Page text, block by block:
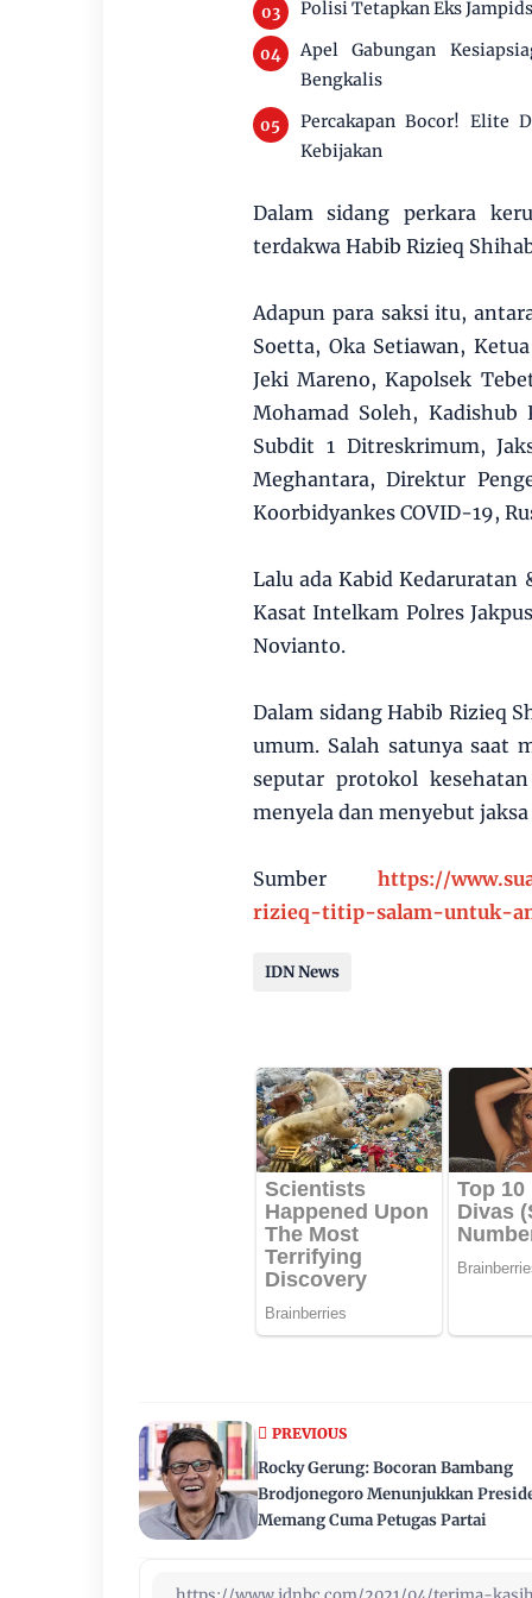
Polisi Tetapkan Eks
Apel Gabungan
Bengkalis
Percakapan Bocor! Elite
Kebijakan
Dalam sidang perkara
terdakwa Habib Rizieq
Adapun para saksi itu,
Soetta, Oka Setiawan,
Jeki Mareno, Kapolsek
Mohamad Soleh,
Subdit 1 Ditreskrimum,
Meghantara, Direktur
Koorbidyankes COVID-19,
Lalu ada Kabid Kedaruratan
Kasat Intelkam Polres
Novianto.
Dalam sidang Habib Rizieq
umum. Salah satunya saat
seputar protokol
menyela dan menyebut
Sumber https://
rizieq-titip-salam-untuk-
IDN News
PREVIOUS
Rocky Gerung: Bocoran Bambang
Brodjonegoro Menunjukkan
Memang Cuma Petugas Partai